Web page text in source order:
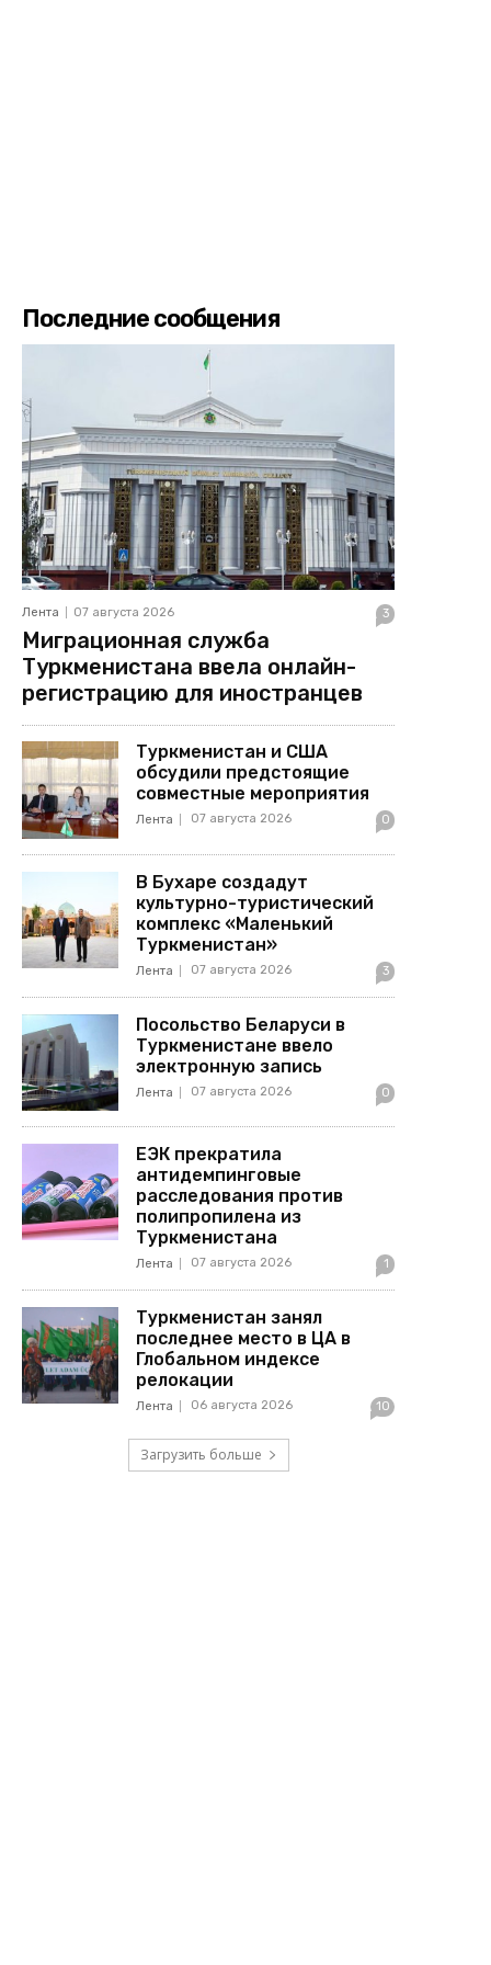
Последние сообщения
Лента 07 августа 2026 3
Миграционная служба
Туркменистана ввела онлайн-
регистрацию для иностранцев
Туркменистан и США
обсудили предстоящие
совместные мероприятия
Лента 07 августа 2026 0
В Бухаре создадут
культурно-туристический
комплекс «Маленький
Туркменистан»
Лента 07 августа 2026 3
Посольство Беларуси в
Туркменистане ввело
электронную запись
Лента 07 августа 2026 0
ЕЭК прекратила
антидемпинговые
расследования против
полипропилена из
Туркменистана
Лента 07 августа 2026 1
Туркменистан занял
последнее место в ЦА в
Глобальном индексе
релокации
Лента 06 августа 2026 10
Загрузить больше